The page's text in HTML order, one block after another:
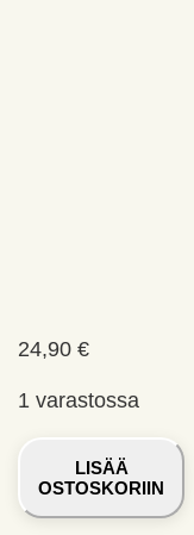
24,90 €
1 varastossa
Särkyneen
sydämen
liiteri
LISÄÄ
OSTOSKORIIN